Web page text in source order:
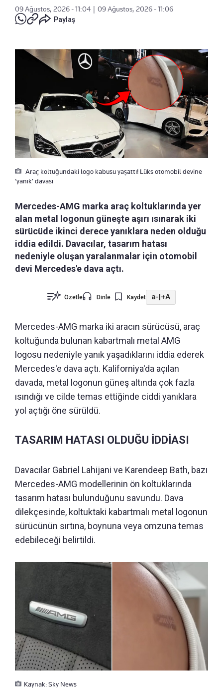
09 Ağustos, 2026 - 11:04 | 09 Ağustos, 2026 - 11:06
Paylaş
Araç koltuğundaki logo kabusu yaşattı! Lüks otomobil devine
‘yanık’ davası
Mercedes-AMG marka araç koltuklarında yer
alan metal logonun güneşte aşırı ısınarak iki
sürücüde ikinci derece yanıklara neden olduğu
iddia edildi. Davacılar, tasarım hatası
nedeniyle oluşan yaralanmalar için otomobil
devi Mercedes'e dava açtı.
Özetle Dinle Kaydet a- +A
Mercedes-AMG marka iki aracın sürücüsü, araç
koltuğunda bulunan kabartmalı metal AMG
logosu nedeniyle yanık yaşadıklarını iddia ederek
Mercedes'e dava açtı. Kaliforniya'da açılan
davada, metal logonun güneş altında çok fazla
ısındığı ve cilde temas ettiğinde ciddi yanıklara
yol açtığı öne sürüldü.
TASARIM HATASI OLDUĞU İDDİASI
Davacılar Gabriel Lahijani ve Karendeep Bath, bazı
Mercedes-AMG modellerinin ön koltuklarında
tasarım hatası bulunduğunu savundu. Dava
dilekçesinde, koltuktaki kabartmalı metal logonun
sürücünün sırtına, boynuna veya omzuna temas
edebileceği belirtildi.
Kaynak: Sky News